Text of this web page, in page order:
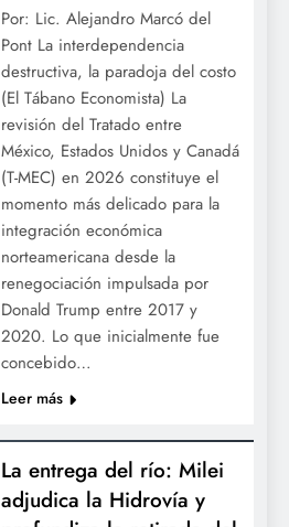
Por: Lic. Alejandro Marcó del
Pont La interdependencia
destructiva, la paradoja del costo
(El Tábano Economista) La
revisión del Tratado entre
México, Estados Unidos y Canadá
(T-MEC) en 2026 constituye el
momento más delicado para la
integración económica
norteamericana desde la
renegociación impulsada por
Donald Trump entre 2017 y
2020. Lo que inicialmente fue
concebido…
Leer más
La entrega del río: Milei
adjudica la Hidrovía y